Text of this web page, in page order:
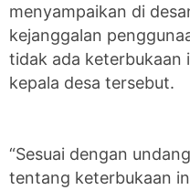
menyampaikan di
kejanggalan
tidak ada keterbukaan
kepala desa tersebut.
“Sesuai dengan
tentang keterbukaan